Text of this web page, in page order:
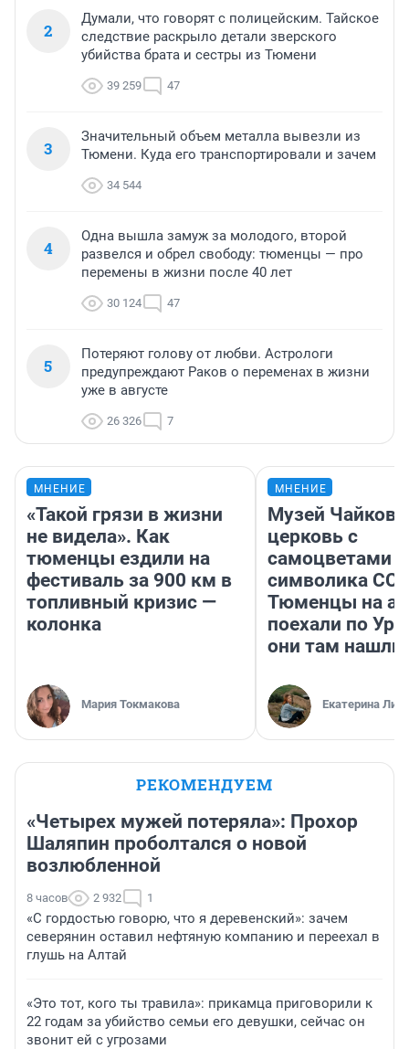
2
Думали, что говорят с полицейским. Тайское
следствие раскрыло детали зверского
убийства брата и сестры из Тюмени
39 259 47
3
Значительный объем металла вывезли из
Тюмени. Куда его транспортировали и зачем
34 544
4
Одна вышла замуж за молодого, второй
развелся и обрел свободу: тюменцы — про
перемены в жизни после 40 лет
30 124 47
5
Потеряют голову от любви. Астрологи
предупреждают Раков о переменах в жизни
уже в августе
26 326 7
МНЕНИЕ
«Такой грязи в жизни
не видела». Как
тюменцы ездили на
фестиваль за 900 км в
топливный кризис —
колонка
Мария Токмакова
МНЕНИЕ
Музей
церковь с
самоцветами
символика
Тюменцы на
поехали по
они там нашли
Екатерина
РЕКОМЕНДУЕМ
«Четырех мужей потеряла»: Прохор
Шаляпин проболтался о новой
возлюбленной
8 часов 2 932 1
«С гордостью говорю, что я деревенский»: зачем
северянин оставил нефтяную компанию и переехал в
глушь на Алтай
«Это тот, кого ты травила»: прикамца приговорили к
22 годам за убийство семьи его девушки, сейчас он
звонит ей с угрозами